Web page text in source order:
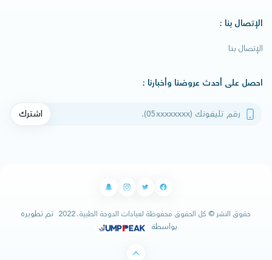
الإتصال بنا :
الإتصال بنا
احصل على أحدث عروضنا وأخبارنا :
رقم تليفونك
اشترك
حقوق النشر © كل الحقوق محفوظة لعيادات الدوحة الطبية. 2022
تم تطويره
بواسطة